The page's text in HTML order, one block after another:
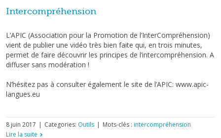
Intercompréhension
L’APIC (Association pour la Promotion de l’InterCompréhension)
vient de publier une vidéo très bien faite qui, en trois minutes,
permet de faire découvrir les principes de l’intercompréhension. A
diffuser sans modération !
N’hésitez pas à consulter également le site de l’APIC: www.apic-
langues.eu
8 juin 2017 | Categories: Outils | Mots-clés : intercompréhension
Lire la suite